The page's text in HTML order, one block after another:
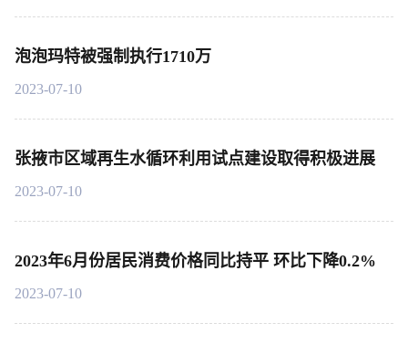
泡泡玛特被强制执行1710万
2023-07-10
张掖市区域再生水循环利用试点建设取得积极进展
2023-07-10
2023年6月份居民消费价格同比持平 环比下降0.2%
2023-07-10